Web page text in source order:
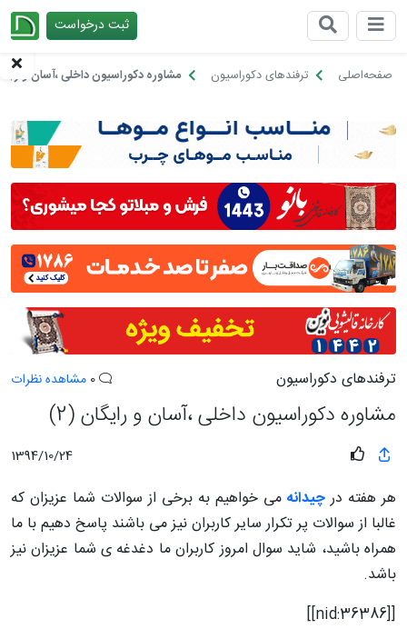
ثبت درخواست
صفحه‌اصلی ترفندهای دکوراسیون مشاوره دکوراسیون داخلی ،آسان و
ترفندهای دکوراسیون مشاهده نظرات
مشاوره دکوراسیون داخلی ،آسان و رایگان (2)
1394/10/24
هر هفته درچیدانه می خواهیم به برخی از سوالات شما عزیزان که
غالبا از سوالات پر تکرار سایر کاربران نیز می باشند پاسخ دهیم با ما
همراه باشید، شاید سوال امروز کاربران ما دغدغه ی شما عزیزان نیز
باشد.
[[nid:36386]]